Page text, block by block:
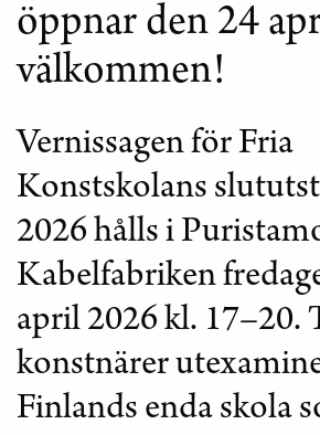
öppnar den 24
välkommen!
Vernissagen för Fria
Konstskolans
2026 hålls i
Kabelfabriken
april 2026 kl. 17–20.
konstnärer
Finlands enda skola